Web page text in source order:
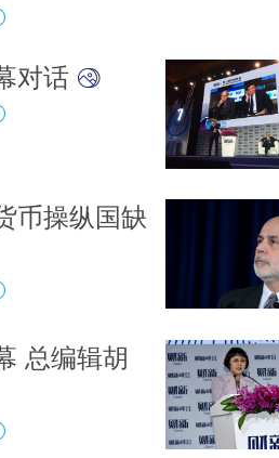
对话
币操纵国缺
总编辑胡